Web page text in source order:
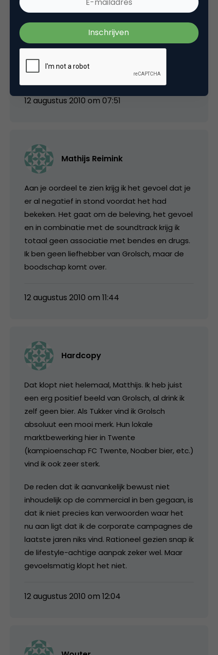
etc?? Iedereen ziet toch dat die link hier
werk niet voor/bij/met DDB…Een iets
inhoudelijkere review mag best volgende keer,
komt er wat meer discussie/reactie. Doe ik
ook gezellig mee 😉
12 augustus 2010 om 07:51
Mathijs Reimink
Aan je oordeel te zien krijg ik het gevoel dat je
er al negatief in stond voordat het had
bekeken. Het gaat om de beleving, het gevoel
en in combinatie met de soundtrack krijg ik
totaal geen associatie met bendes en drugs.
Ik ben geen liefhebber van Grolsch, maar de
boodschap komt over.
12 augustus 2010 om 11:44
Hardcopy
Dat klopt niet helemaal, Matthijs. Ik heb juist
een erg positief beeld van Grolsch, al drink ik
zelf geen bier. Als Tukker vind ik Grolsch
absoluut een mooi merk. Hun lokale
marktbewerking hier in Twente
(kampioenschap FC Twente, Noaber bier, etc.)
vind ik ook zeer sterk.
De reden dat ik aanvankelijk bewust niet
inhoudelijk op de commercial in ben gegaan, is
dat ik niet precies kan verwoorden waar het
nu aan ligt dat ik de corporate campagnes de
laatste jaren niks vind. Rationeel gezien snap ik
de lifestyle-achtige aanpak zeker wel. Maar
gevoelsmatig klopt het niet.
12 augustus 2010 om 12:04